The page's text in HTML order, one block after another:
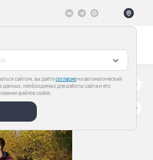
сайтом, вы даётесогласиена автоматический
данных, необходимых для работы сайта и его
файлов cookie.